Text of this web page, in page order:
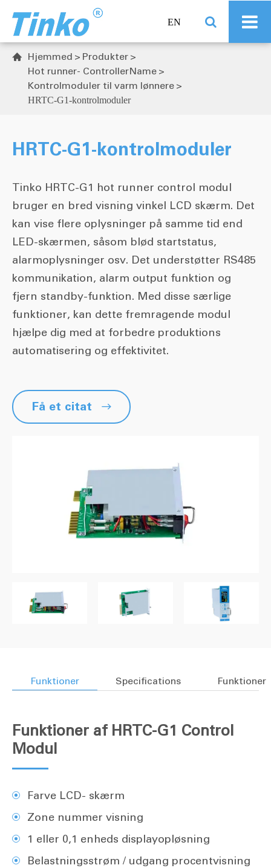
EN
 Hjemmed
Produkter
Hot runner- ControllerName
Kontrolmoduler til varm lønnere
HRTC-G1-kontrolmoduler
HRTC-G1-kontrolmoduler
Tinko HRTC-G1 hot runner control modul
bruger en bred visning vinkel LCD skærm. Det
kan vise flere oplysninger på samme tid end
LED-skærmen, såsom blød startstatus,
alarmoplysninger osv. Det understøtter RS485
kommunikation, alarm output funktion og
fjern standby-funktion. Med disse særlige
funktioner, kan dette fremragende modul
hjælpe dig med at forbedre produktions
automatisering og effektivitet.
Få et citat 
Funktioner Specifications Funktioner
Funktioner af HRTC-G1 Control
Modul
Farve LCD- skærm
Zone nummer visning
1 eller 0,1 enheds displayopløsning
Belastningsstrøm / udgang procentvisning